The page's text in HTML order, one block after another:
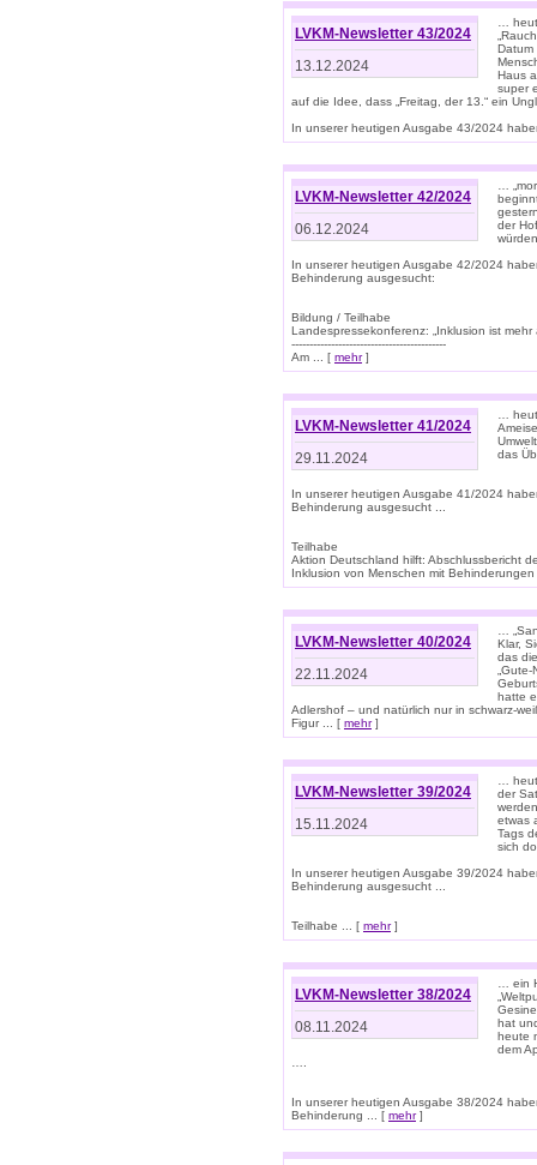
LVKM-Newsletter 43/2024
13.12.2024
…
Datum
Haus
super
auf die Idee, dass „Freitag, der 13.“ ein
In unserer heutigen Ausgabe 43/2024
LVKM-Newsletter 42/2024
06.12.2024
…
der
In unserer heutigen Ausgabe 42/2024
Behinderung ausgesucht:
Bildung / Teilhabe
Landespressekonferenz: „Inklusion ist mehr
-------------------------------------------
Am ... [ mehr]
LVKM-Newsletter 41/2024
29.11.2024
…
das
In unserer heutigen Ausgabe 41/2024
Behinderung ausgesucht ...
Teilhabe
Aktion Deutschland hilft: Abschlussbericht
Inklusion von Menschen mit
LVKM-Newsletter 40/2024
22.11.2024
…
Klar,
das
hatte
Adlershof – und natürlich nur in schwarz-
Figur ... [ mehr]
LVKM-Newsletter 39/2024
15.11.2024
…
der
etwas
Tags
sich
In unserer heutigen Ausgabe 39/2024
Behinderung ausgesucht ...
Teilhabe ... [ mehr]
LVKM-Newsletter 38/2024
08.11.2024
… ein
hat
heute
dem
In unserer heutigen Ausgabe 38/2024
Behinderung ... [ mehr]